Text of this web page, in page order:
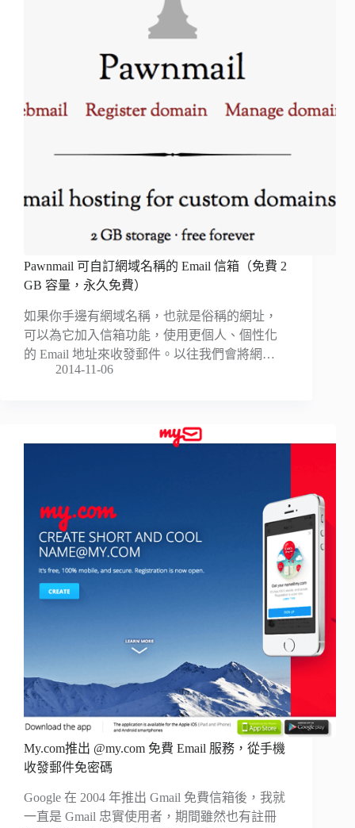
Pawnmail 可自訂網域名稱的 Email 信箱（免費 2
GB 容量，永久免費）
如果你手邊有網域名稱，也就是俗稱的網址，
可以為它加入信箱功能，使用更個人、個性化
的 Email 地址來收發郵件。以往我們會將網…
2014-11-06
My.com推出 @my.com 免費 Email 服務，從手機
收發郵件免密碼
Google 在 2004 年推出 Gmail 免費信箱後，我就
一直是 Gmail 忠實使用者，期間雖然也有註冊